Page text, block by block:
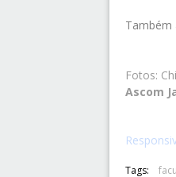
Também
Fotos:
Ascom
Tags: